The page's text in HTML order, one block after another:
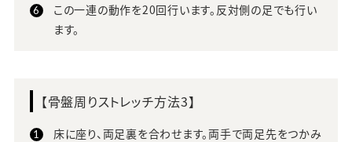
この一連の動作を20回行います。反対側の足でも行い
ます。
【骨盤周りストレッチ方法3】
床に座り、両足裏を合わせます。両手で両足先をつかみ